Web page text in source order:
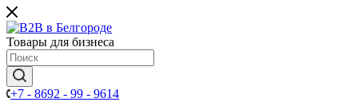
Товары для бизнеса
+7 - 8692 - 99 - 9614